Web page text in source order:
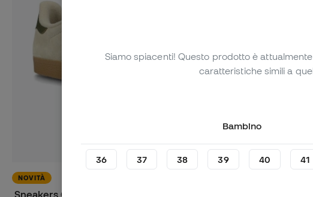
NOVITÀ
Sneakers Gazelle
Siamo spiacenti! Questo prodotto è
caratteristiche simili a
Bambino
36 37 38 39 40 41